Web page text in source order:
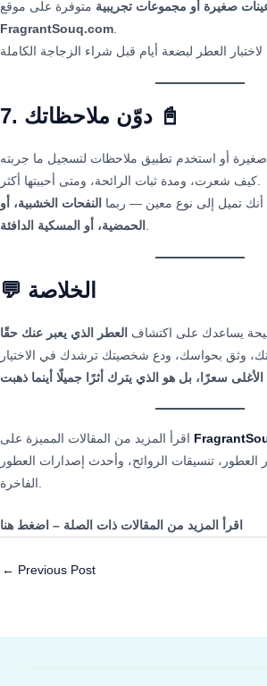
صغيرة أو مجموعات تجريبية متوفرة على موقع
FragrantSouq.com
7. دوّن ملاحظاتك 📓
تميل إلى نوع معين — ربما النفحات الخشبية، أو
الحمضية، أو المسكية الدافئة
💬 الخلاصة
يساعدك على اكتشاف العطر الذي يعبر عنك حقًا
العطور، تنسيقات الروائح، وأحدث إصدارات العطور
الفاخرة.
اقرأ المزيد من المقالات ذات الصلة – اضغط هنا
← Previous Post